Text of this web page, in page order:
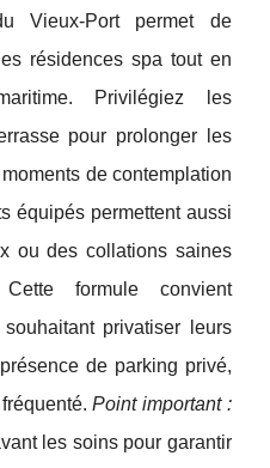
Vieux-Port permet de
résidences spa tout en
Privilégiez les
pour prolonger les
de contemplation
équipés permettent aussi
ou des collations saines
formule convient
privatiser leurs
de parking privé,
fréquenté.Point important :
les soins pour garantir